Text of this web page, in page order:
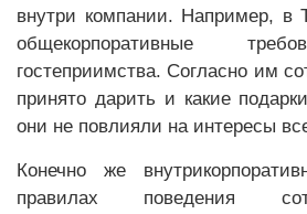
внутри компании. Например, в
общекорпоративные
гостеприимства. Согласно им
принято дарить и какие
они не повлияли на интересы
Конечно же
правилах поведения